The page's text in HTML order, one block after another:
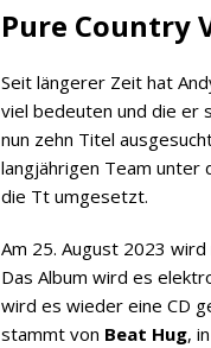
Pure Country
Seit längerer Zeit hat
viel bedeuten und die er
nun zehn Titel
langjährigen Team unter
die Tt umgesetzt.
Am 25. August 2023 wird
Das Album wird es
wird es wieder eine CD
stammt von Beat Hug,